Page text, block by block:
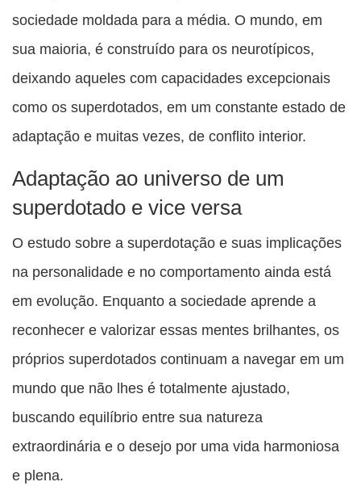
sociedade moldada para a média. O mundo, em
sua maioria, é construído para os neurotípicos,
deixando aqueles com capacidades excepcionais
como os superdotados, em um constante estado de
adaptação e muitas vezes, de conflito interior.
Adaptação ao universo de um
superdotado e vice versa
O estudo sobre a superdotação e suas implicações
na personalidade e no comportamento ainda está
em evolução. Enquanto a sociedade aprende a
reconhecer e valorizar essas mentes brilhantes, os
próprios superdotados continuam a navegar em um
mundo que não lhes é totalmente ajustado,
buscando equilíbrio entre sua natureza
extraordinária e o desejo por uma vida harmoniosa
e plena.